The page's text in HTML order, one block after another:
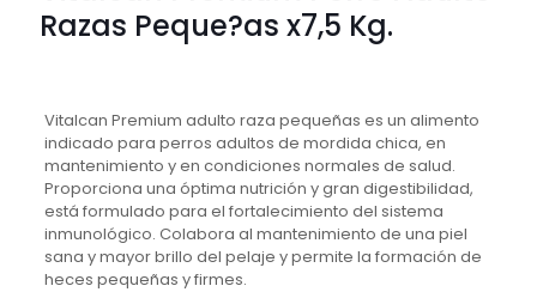
Razas Peque?as x7,5 Kg.
Vitalcan Premium adulto raza pequeñas es un alimento
indicado para perros adultos de mordida chica, en
mantenimiento y en condiciones normales de salud.
Proporciona una óptima nutrición y gran digestibilidad,
está formulado para el fortalecimiento del sistema
inmunológico. Colabora al mantenimiento de una piel
sana y mayor brillo del pelaje y permite la formación de
heces pequeñas y firmes.